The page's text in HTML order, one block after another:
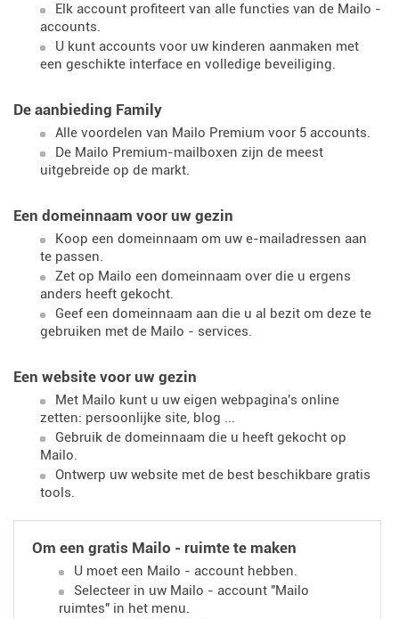
Elk account profiteert van alle functies van de Mailo -
accounts.
U kunt accounts voor uw kinderen aanmaken met
een geschikte interface en volledige beveiliging.
De aanbieding Family
Alle voordelen van Mailo Premium voor 5 accounts.
De Mailo Premium-mailboxen zijn de meest
uitgebreide op de markt.
Een domeinnaam voor uw gezin
Koop een domeinnaam om uw e-mailadressen aan
te passen.
Zet op Mailo een domeinnaam over die u ergens
anders heeft gekocht.
Geef een domeinnaam aan die u al bezit om deze te
gebruiken met de Mailo - services.
Een website voor uw gezin
Met Mailo kunt u uw eigen webpagina's online
zetten: persoonlijke site, blog ...
Gebruik de domeinnaam die u heeft gekocht op
Mailo.
Ontwerp uw website met de best beschikbare gratis
tools.
Om een ​​gratis Mailo - ruimte te maken
U moet een Mailo - account hebben.
Selecteer in uw Mailo - account "Mailo
ruimtes" in het menu.